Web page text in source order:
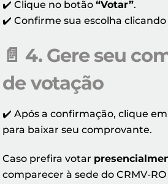
✔️ Clique no botão“Votar”.
✔️ Confirme sua escolha
📄 4. Gere seu
de votação
✔️ Após a confirmação, clique
para baixar seu comprovante.
Caso prefira votar
comparecer à sede do CRMV-